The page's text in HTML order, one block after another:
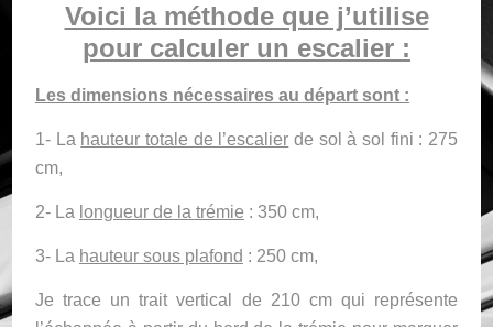
Voici la méthode que j’utilise
pour calculer un escalier :
Les dimensions nécessaires au départ sont :
1- La hauteur totale de l’escalier de sol à sol fini : 275
cm,
2- La longueur de la trémie : 350 cm,
3- La hauteur sous plafond : 250 cm,
Je trace un trait vertical de 210 cm qui représente